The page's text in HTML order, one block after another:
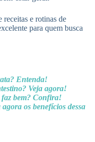
receitas e rotinas de
para quem busca
Entenda!
Veja agora!
faz bem? Confira!
os benefícios dessa